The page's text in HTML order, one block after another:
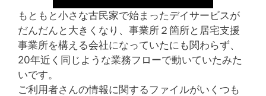
もともと小さな古民家で始まったデイサービスが
だんだんと大きくなり、事業所２箇所と居宅支援
事業所を構える会社になっていたにも関わらず、
20年近く同じような業務フローで動いていたみた
いです。
ご利用者さんの情報に関するファイルがいくつも